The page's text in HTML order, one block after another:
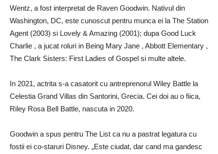
Wentz, a fost interpretat de Raven Goodwin. Nativul din
Washington, DC, este cunoscut pentru munca ei la The Station
Agent (2003) si Lovely & Amazing (2001); dupa Good Luck
Charlie , a jucat roluri in Being Mary Jane , Abbott Elementary ,
The Clark Sisters: First Ladies of Gospel si multe altele.
In 2021, actrita s-a casatorit cu antreprenorul Wiley Battle la
Celestia Grand Villas din Santorini, Grecia. Cei doi au o fiica,
Riley Rosa Bell Battle, nascuta in 2020.
Goodwin a spus pentru The List ca nu a pastrat legatura cu
fostii ei co-staruri Disney. „Este ciudat, dar cand ma gandesc